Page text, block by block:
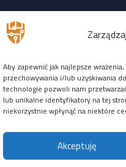
Aby zapewnić jak najlepsze
przechowywania i/lub uzyskiwania
technologie pozwoli nam
lub unikalne identyfikatory na tej
niekorzystnie wpłynąć na niektóre
Akceptuję
dostępu:
poleceń na